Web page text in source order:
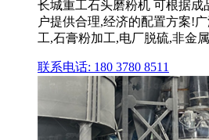
长城重工石头磨粉机 可根据成
户提供合理,经济的配置方案!
工,石膏粉加工,电厂脱硫,非金
联系电话: 180 3780 8511